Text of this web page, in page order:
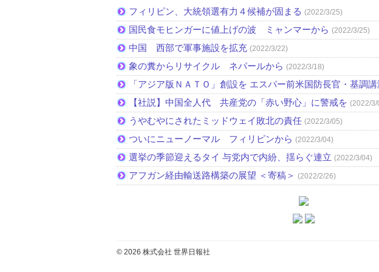
フィリピン、大統領選有力４候補が固まる (2022/3/25)
国民食モヒンガーに値上げの波 ミャンマーから (2022/3/25)
中国 西部で軍事施設を拡充 (2022/3/22)
象の糞からリサイクル ネパールから (2022/3/18)
「アジア版ＮＡＴＯ」創設を エスパー前米国防長官・基調
【社説】中国全人代 共産党の「赤い野心」に警戒を (2022/3/
うやむやにされたミッドウェイ敗北の責任 (2022/3/05)
ついにニューノーマル フィリピンから (2022/3/04)
選挙の季節迎えるタイ 与党内で内紛、揺らぐ連立 (2022/3/04)
アフガン経由輸送路構築の展望 ＜寄稿＞ (2022/2/26)
© 2026 株式会社 世界日報社